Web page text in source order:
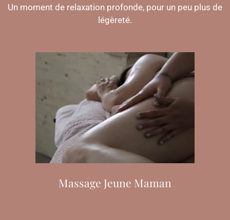
Un moment de relaxation profonde, pour un peu plus de
légèreté.
Massage Jeune Maman